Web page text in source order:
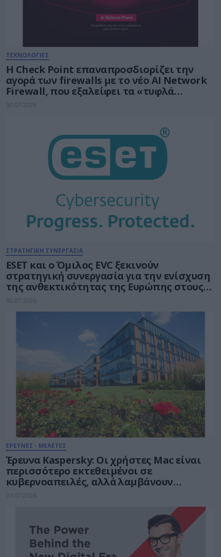
ΤΕΧΝΟΛΟΓΙΕΣ
Η Check Point επαναπροσδιορίζει την
αγορά των firewalls με το νέο AI Network
Firewall, που εξαλείφει τα «τυφλά
σημεία» της Τεχνητής Νοημοσύνης σε
30.07.2026
ΣΤΡΑΤΗΓΙΚΗ ΣΥΝΕΡΓΑΣΙΑ
ESET και ο Όμιλος EVC ξεκινούν
στρατηγική συνεργασία για την ενίσχυση
της ανθεκτικότητας της Ευρώπης στους
τομείς κυβερνοασφάλειας και ενέργειας
30.07.2026
ΕΡΕΥΝΕΣ - ΜΕΛΕΤΕΣ
Έρευνα Kaspersky: Οι χρήστες Mac είναι
περισσότερο εκτεθειμένοι σε
κυβερνοαπειλές, αλλά λαμβάνουν
λιγότερα μέτρα προστασίας
30.07.2026